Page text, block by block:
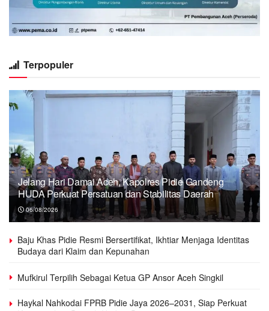
Terpopuler
Jelang Hari Damai Aceh, Kapolres Pidie Gandeng
HUDA Perkuat Persatuan dan Stabilitas Daerah
06/08/2026
Baju Khas Pidie Resmi Bersertifikat, Ikhtiar Menjaga Identitas
Budaya dari Klaim dan Kepunahan
Mufkirul Terpilih Sebagai Ketua GP Ansor Aceh Singkil
Haykal Nahkodai FPRB Pidie Jaya 2026–2031, Siap Perkuat